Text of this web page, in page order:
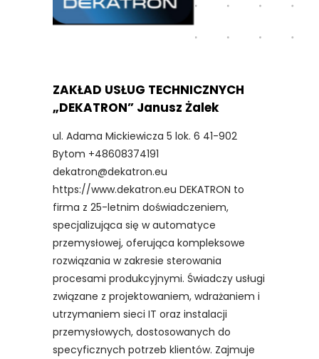
ZAKŁAD USŁUG TECHNICZNYCH
„DEKATRON” Janusz Żalek
ul. Adama Mickiewicza 5 lok. 6 41-902
Bytom +48608374191
dekatron@dekatron.eu
https://www.dekatron.eu DEKATRON to
firma z 25-letnim doświadczeniem,
specjalizująca się w automatyce
przemysłowej, oferująca kompleksowe
rozwiązania w zakresie sterowania
procesami produkcyjnymi. Świadczy usługi
związane z projektowaniem, wdrażaniem i
utrzymaniem sieci IT oraz instalacji
przemysłowych, dostosowanych do
specyficznych potrzeb klientów. Zajmuje